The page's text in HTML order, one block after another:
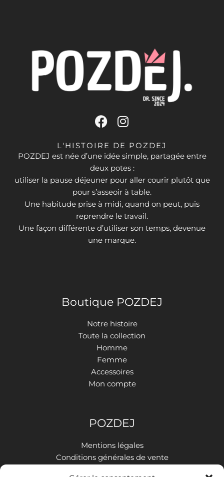
F
c
e
b
o
o
k
I
s
t
a
g
r
a
m
L'HISTOIRE DE POZDEJ
POZDEJ est née d’une idée simple, partagée entre
deux potes :
utiliser la pause déjeuner pour aller courir plutôt que
pour s’asseoir à table.
Une habitude prise à midi, quand on peut, puis
reprendre le travail.
Une façon différente d’utiliser son temps, devenue
une marque.
Boutique POZDEJ
Notre histoire
Toute la collection
Homme
Femme
Accessoires
Mon compte
POZDEJ
Mentions légales
Conditions générales de vente